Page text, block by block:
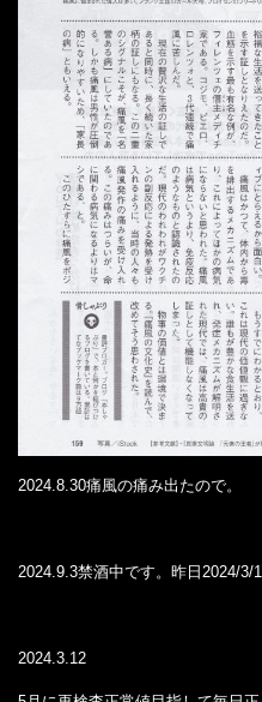
2024.8.30痛風の痛み出たので。
2024.9.3禁酒中です。昨日2024/3/
2024.3.12